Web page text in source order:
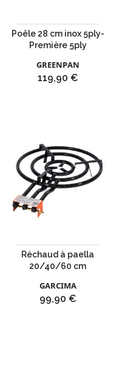
Poêle 28 cm inox 5ply-
Première 5ply
GREENPAN
Prix
119,90 €
Réchaud à paella
20/40/60 cm
GARCIMA
Prix
99,90 €